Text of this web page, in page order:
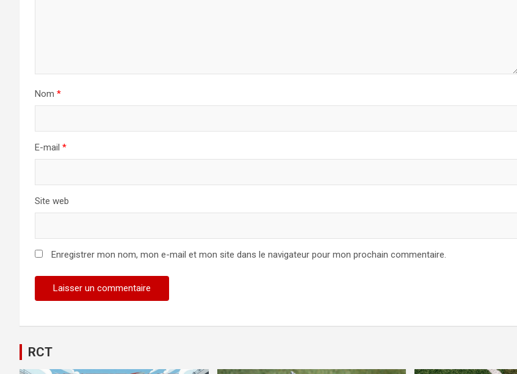
Nom *
E-mail *
Site web
Enregistrer mon nom, mon e-mail et mon site dans le navigateur pour mon prochain commentaire.
RCT